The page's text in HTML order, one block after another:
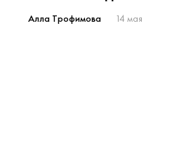
Гороскопы
Алла Трофимова 14 мая